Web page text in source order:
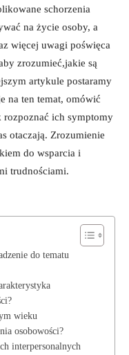
schorzenia
na życie osoby, a
więcej uwagi poświęca
zrozumieć,jakie są
artykule postaramy
na ten temat, omówić
rozpoznać ich‌ symptomy
otaczają. Zrozumienie
do ​wsparcia‍ i
trudnościami.⁤
do tematu
wieku
osobowości?
interpersonalnych